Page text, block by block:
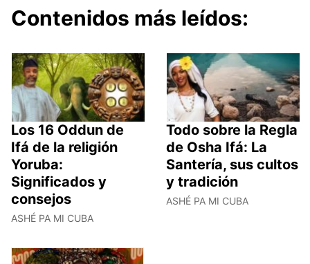
Contenidos más leídos:
Los 16 Oddun de
Ifá de la religión
Yoruba:
Significados y
consejos
ASHÉ PA MI CUBA
Todo sobre la Regla
de Osha Ifá: La
Santería, sus cultos
y tradición
ASHÉ PA MI CUBA